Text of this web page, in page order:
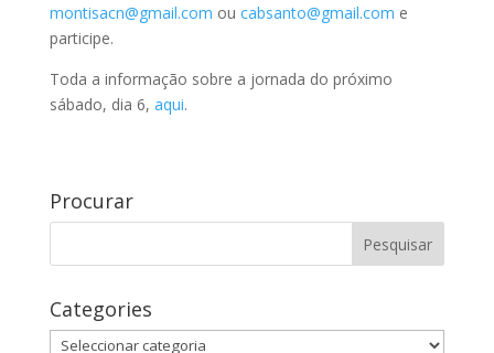
montisacn@gmail.com ou cabsanto@gmail.com e
participe.
Toda a informação sobre a jornada do próximo
sábado, dia 6, aqui.
Procurar
Categories
Categories